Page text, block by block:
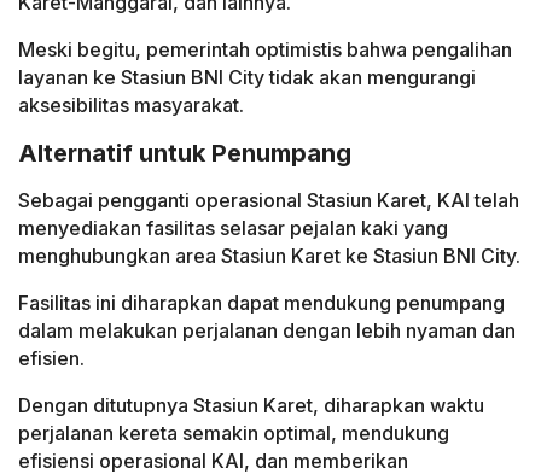
Meski begitu, pemerintah optimistis bahwa pengalihan
layanan ke Stasiun BNI City tidak akan mengurangi
aksesibilitas masyarakat.
Alternatif untuk Penumpang
Sebagai pengganti operasional Stasiun Karet, KAI telah
menyediakan fasilitas selasar pejalan kaki yang
menghubungkan area Stasiun Karet ke Stasiun BNI City.
Fasilitas ini diharapkan dapat mendukung penumpang
dalam melakukan perjalanan dengan lebih nyaman dan
efisien.
Dengan ditutupnya Stasiun Karet, diharapkan waktu
perjalanan kereta semakin optimal, mendukung
efisiensi operasional KAI, dan memberikan